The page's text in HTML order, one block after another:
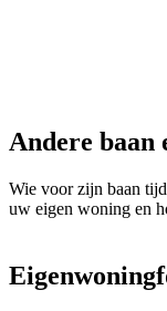
Andere baan
Wie voor zijn baan
uw eigen woning en